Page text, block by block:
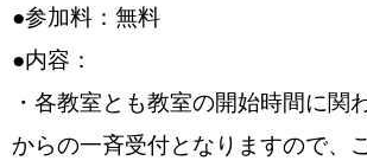
●参加料：無料
●内容：
・各教室とも教室の開始時間に関
からの一斉受付となりますので、